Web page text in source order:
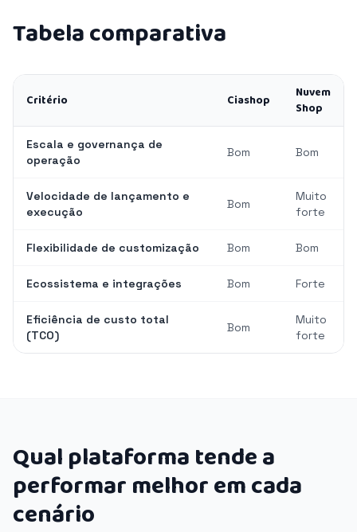
Tabela comparativa
Critério Ciashop
Nuvem
Shop
Escala e governança de
operação
Bom Bom
Velocidade de lançamento e
execução
Bom
Muito
forte
Flexibilidade de customização Bom Bom
Ecossistema e integrações Bom Forte
Eficiência de custo total
(TCO)
Bom
Muito
forte
Qual plataforma tende a
performar melhor em cada
cenário